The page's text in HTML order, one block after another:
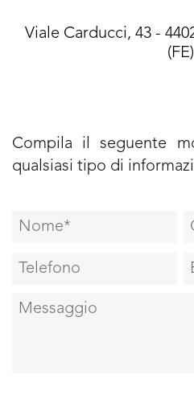
Viale Carducci, 43 -
(FE)
Compila il seguente
qualsiasi tipo di